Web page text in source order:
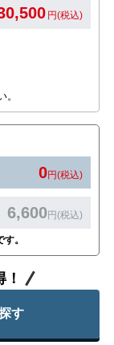
円(税込)
0円(税込)
6,600円(税込)
。
す